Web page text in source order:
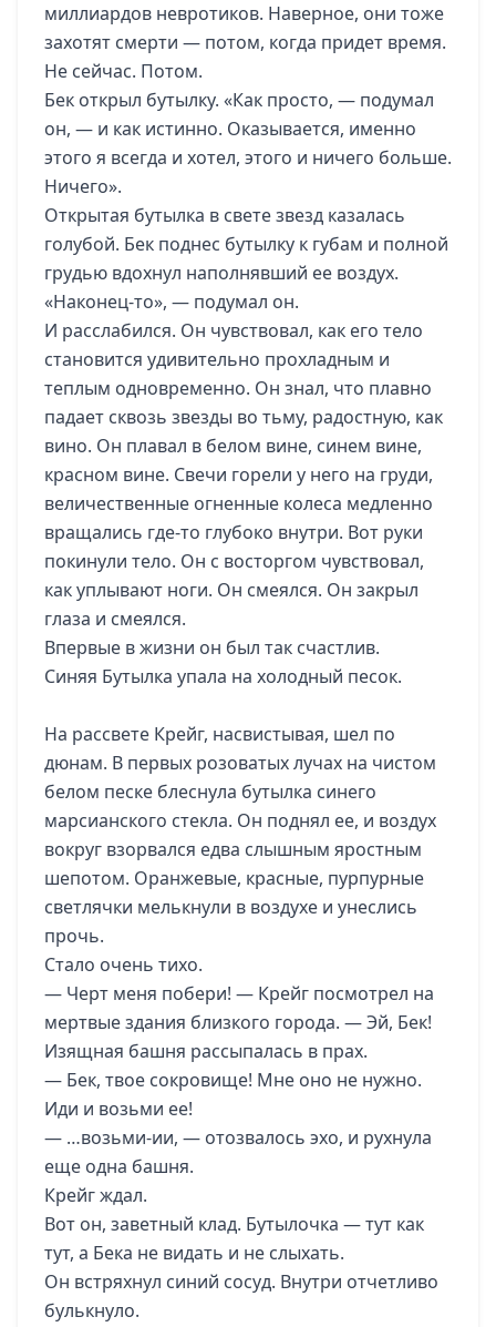
миллиардов невротиков. Наверное, они тоже
захотят смерти — потом, когда придет время.
Не сейчас. Потом.
Бек открыл бутылку. «Как просто, — подумал
он, — и как истинно. Оказывается, именно
этого я всегда и хотел, этого и ничего больше.
Ничего».
Открытая бутылка в свете звезд казалась
голубой. Бек поднес бутылку к губам и полной
грудью вдохнул наполнявший ее воздух.
«Наконец-то», — подумал он.
И расслабился. Он чувствовал, как его тело
становится удивительно прохладным и
теплым одновременно. Он знал, что плавно
падает сквозь звезды во тьму, радостную, как
вино. Он плавал в белом вине, синем вине,
красном вине. Свечи горели у него на груди,
величественные огненные колеса медленно
вращались где-то глубоко внутри. Вот руки
покинули тело. Он с восторгом чувствовал,
как уплывают ноги. Он смеялся. Он закрыл
глаза и смеялся.
Впервые в жизни он был так счастлив.
Синяя Бутылка упала на холодный песок.
На рассвете Крейг, насвистывая, шел по
дюнам. В первых розоватых лучах на чистом
белом песке блеснула бутылка синего
марсианского стекла. Он поднял ее, и воздух
вокруг взорвался едва слышным яростным
шепотом. Оранжевые, красные, пурпурные
светлячки мелькнули в воздухе и унеслись
прочь.
Стало очень тихо.
— Черт меня побери! — Крейг посмотрел на
мертвые здания близкого города. — Эй, Бек!
Изящная башня рассыпалась в прах.
— Бек, твое сокровище! Мне оно не нужно.
Иди и возьми ее!
— …возьми-ии, — отозвалось эхо, и рухнула
еще одна башня.
Крейг ждал.
Вот он, заветный клад. Бутылочка — тут как
тут, а Бека не видать и не слыхать.
Он встряхнул синий сосуд. Внутри отчетливо
булькнуло.